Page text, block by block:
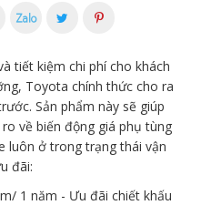
tiết kiệm chi phí cho khách
Toyota chính thức cho ra
Sản phẩm này sẽ giúp
về biến động giá phụ tùng
luôn ở trong trạng thái vận
đãi:
1 năm - Ưu đãi chiết khấu